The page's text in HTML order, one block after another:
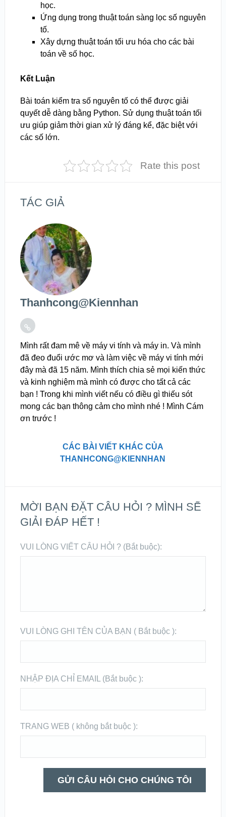
học.
Ứng dụng trong thuật toán sàng lọc số nguyên
tố.
Xây dựng thuật toán tối ưu hóa cho các bài
toán về số học.
Kết Luận
Bài toán kiểm tra số nguyên tố có thể được giải
quyết dễ dàng bằng Python. Sử dụng thuật toán tối
ưu giúp giảm thời gian xử lý đáng kể, đặc biệt với
các số lớn.
Rate this post
TÁC GIẢ
Thanhcong@kiennhan
Mình rất đam mê về máy vi tính và máy in. Và mình
đã đeo đuổi ước mơ và làm việc về máy vi tính mới
đây mà đã 15 năm. Mình thích chia sẻ mọi kiến thức
và kinh nghiệm mà mình có được cho tất cả các
bạn ! Trong khi mình viết nếu có điều gì thiếu sót
mong các bạn thông cảm cho mình nhé ! Mình Cám
ơn trước !
CÁC BÀI VIẾT KHÁC CỦA
THANHCONG@KIENNHAN
MỜI BẠN ĐẶT CÂU HỎI ? MÌNH SẼ
GIẢI ĐÁP HẾT !
VUI LÒNG VIẾT CÂU HỎI ? (Bắt buộc):
VUI LÒNG GHI TÊN CỦA BẠN ( Bắt buộc ):
NHẬP ĐỊA CHỈ EMAIL (Bắt buộc ):
TRANG WEB ( không bắt buộc ):